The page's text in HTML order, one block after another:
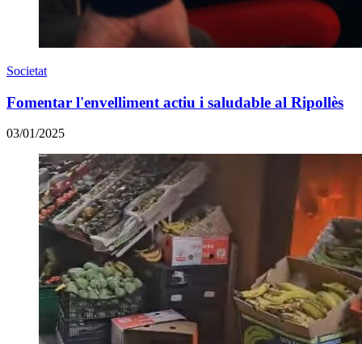
Societat
Fomentar l'envelliment actiu i saludable al Ripollès
03/01/2025